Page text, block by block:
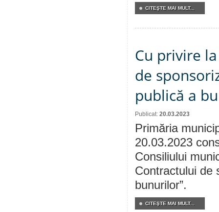
CITEŞTE MAI MULT...
Cu privire
de
publică a
Publicat: 20.03.2023
Primăria
20.03.2023
Consiliului
Contractului de
bunurilor”.
CITEŞTE MAI MULT...